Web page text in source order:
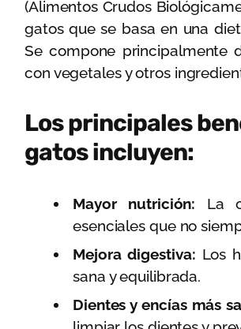
(Alimentos Crudos
gatos que se basa en una
Se compone principalmente
con vegetales y otros
Los principales
gatos incluyen:
Mayor nutrición: La
esenciales que no
Mejora digestiva: Los
sana y equilibrada.
Dientes y encías más